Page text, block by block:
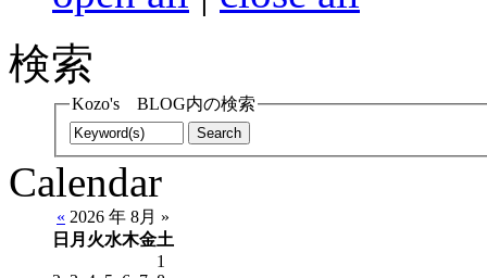
検索
Kozo's BLOG内の検索
Calendar
« 2026 年 8月 »
日 月 火水木金土
1